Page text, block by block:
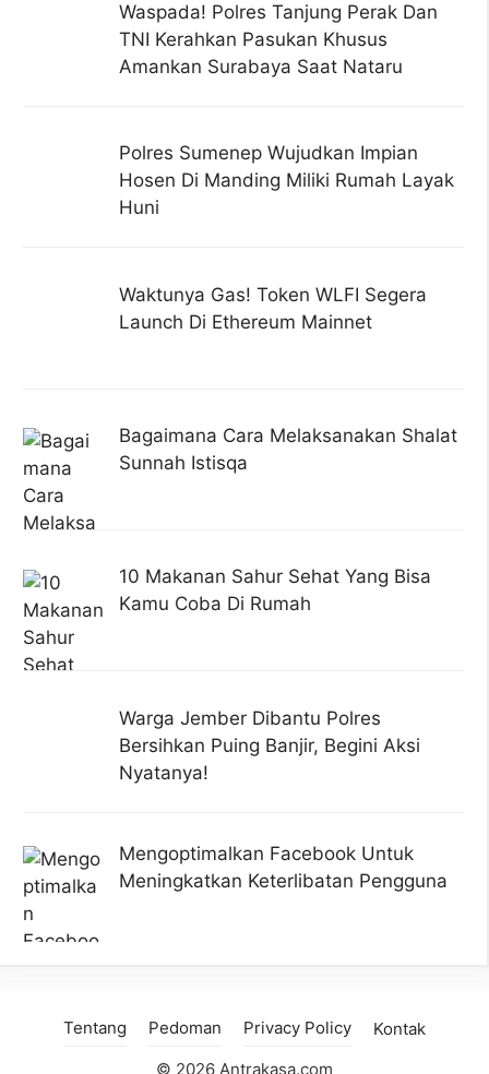
Waspada! Polres Tanjung Perak Dan
TNI Kerahkan Pasukan Khusus
Amankan Surabaya Saat Nataru
Polres Sumenep Wujudkan Impian
Hosen Di Manding Miliki Rumah Layak
Huni
Waktunya Gas! Token WLFI Segera
Launch Di Ethereum Mainnet
Bagaimana Cara Melaksanakan Shalat
Sunnah Istisqa
10 Makanan Sahur Sehat Yang Bisa
Kamu Coba Di Rumah
Warga Jember Dibantu Polres
Bersihkan Puing Banjir, Begini Aksi
Nyatanya!
Mengoptimalkan Facebook Untuk
Meningkatkan Keterlibatan Pengguna
Tentang Pedoman Privacy Policy
Kontak
© 2026 Antrakasa.com